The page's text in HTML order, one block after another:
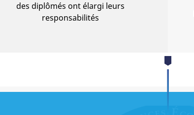
des diplômés ont élargi leurs
responsabilités